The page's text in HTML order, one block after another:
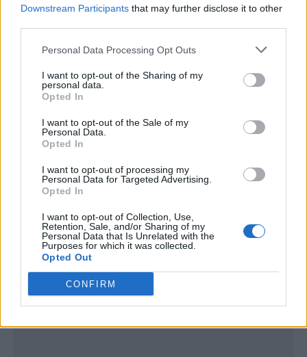
Downstream Participants that may further disclose it to other
Personal Data Processing Opt Outs
I want to opt-out of the Sharing of my
personal data.
Opted In
I want to opt-out of the Sale of my
Personal Data.
Opted In
I want to opt-out of processing my
Personal Data for Targeted Advertising.
Opted In
I want to opt-out of Collection, Use,
Retention, Sale, and/or Sharing of my
Personal Data that Is Unrelated with the
Purposes for which it was collected.
Opted Out
CONFIRM
Publicidad